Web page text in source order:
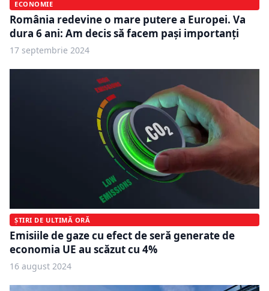
ECONOMIE
România redevine o mare putere a Europei. Va
dura 6 ani: Am decis să facem pași importanți
17 septembrie 2024
ȘTIRI DE ULTIMĂ ORĂ
Emisiile de gaze cu efect de seră generate de
economia UE au scăzut cu 4%
16 august 2024